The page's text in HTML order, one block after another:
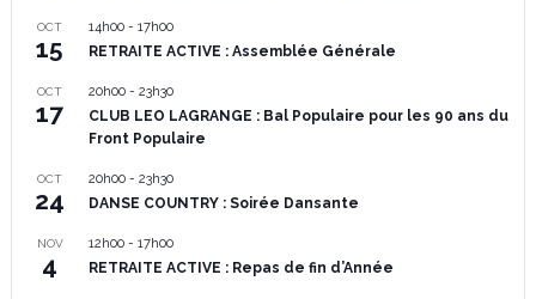
OCT
15
14h00- 17h00
RETRAITE ACTIVE : Assemblée Générale
OCT
17
20h00- 23h30
CLUB LEO LAGRANGE : Bal Populaire pour les 90 ans du
Front Populaire
OCT
24
20h00- 23h30
DANSE COUNTRY : Soirée Dansante
NOV
4
12h00- 17h00
RETRAITE ACTIVE : Repas de fin d’Année